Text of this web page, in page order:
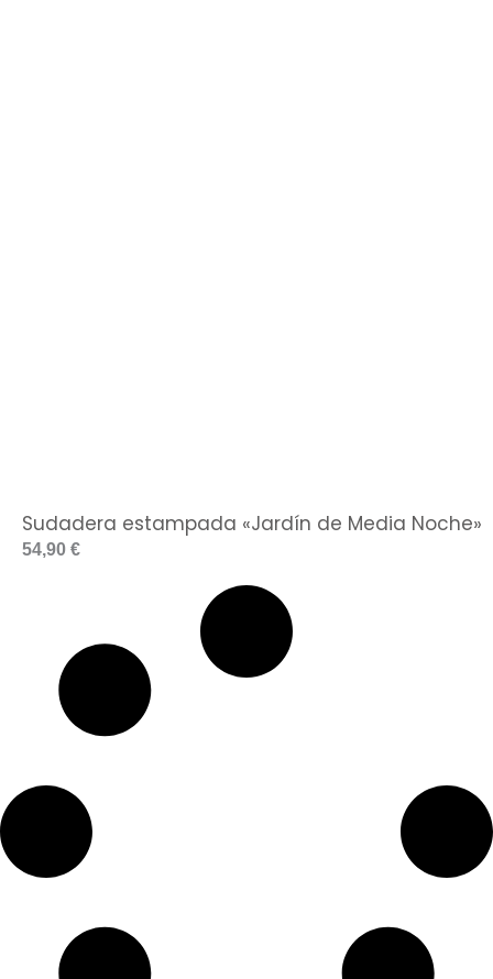
Sudadera estampada «Jardín de Media Noche»
54,90 €